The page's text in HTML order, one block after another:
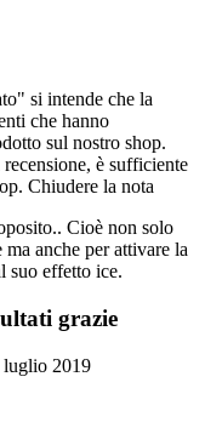
si intende che la
che hanno
sul nostro shop.
è sufficiente
Chiudere la nota
Cioè non solo
anche per attivare la
suo effetto ice.
grazie
luglio 2019